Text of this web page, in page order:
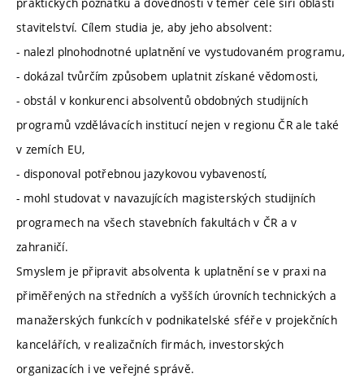
stavitelství. Cílem studia je, aby jeho absolvent:
- nalezl plnohodnotné uplatnění ve vystudovaném programu,
- dokázal tvůrčím způsobem uplatnit získané vědomosti,
- obstál v konkurenci absolventů obdobných studijních
programů vzdělávacích institucí nejen v regionu ČR ale také
v zemích EU,
- disponoval potřebnou jazykovou vybaveností,
- mohl studovat v navazujících magisterských studijních
programech na všech stavebních fakultách v ČR a v
zahraničí.
Smyslem je připravit absolventa k uplatnění se v praxi na
přiměřených na středních a vyšších úrovních technických a
manažerských funkcích v podnikatelské sféře v projekčních
kancelářích, v realizačních firmách, investorských
organizacích i ve veřejné správě.